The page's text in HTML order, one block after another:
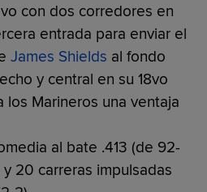
con dos corredores en
entrada para enviar el
James Shields al fondo
y central en su 18vo
los Marineros una ventaja
al bate .413 (de 92-
20 carreras impulsadas